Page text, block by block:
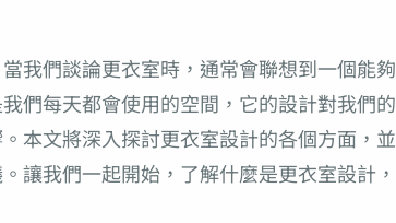
我們談論更衣室時，通常會聯想到一個能夠
們每天都會使用的空間，它的設計對我們的
本文將深入探討更衣室設計的各個方面，並
讓我們一起開始，了解什麼是更衣室設計，